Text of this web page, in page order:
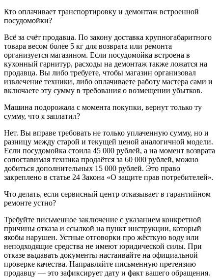
Кто оплачивает транспортировку и демонтаж встроенной
посудомойки?
Всё за счёт продавца. По закону доставка крупногабаритного
товара весом более 5 кг для возврата или ремонта
организуется магазином. Если посудомойка встроена в
кухонный гарнитур, расходы на демонтаж также ложатся на
продавца. Вы либо требуете, чтобы магазин организовал
извлечение техники, либо оплачиваете работу мастера сами и
включаете эту сумму в требования о возмещении убытков.
Машина подорожала с момента покупки, вернут только ту
сумму, что я заплатил?
Нет. Вы вправе требовать не только уплаченную сумму, но и
разницу между старой и текущей ценой аналогичной модели.
Если посудомойка стоила 45 000 рублей, а на момент возврата
сопоставимая техника продаётся за 60 000 рублей, можно
добиться дополнительных 15 000 рублей. Это право
закреплено в статье 24 Закона «О защите прав потребителей».
Что делать, если сервисный центр отказывает в гарантийном
ремонте устно?
Требуйте письменное заключение с указанием конкретной
причины отказа и ссылкой на пункт инструкции, который
якобы нарушен. Устные отговорки про жёсткую воду или
неподходящие средства не имеют юридической силы. При
отказе выдавать документы настаивайте на официальной
проверке качества. Направляйте письменную претензию
продавцу — это зафиксирует дату и факт вашего обращения.